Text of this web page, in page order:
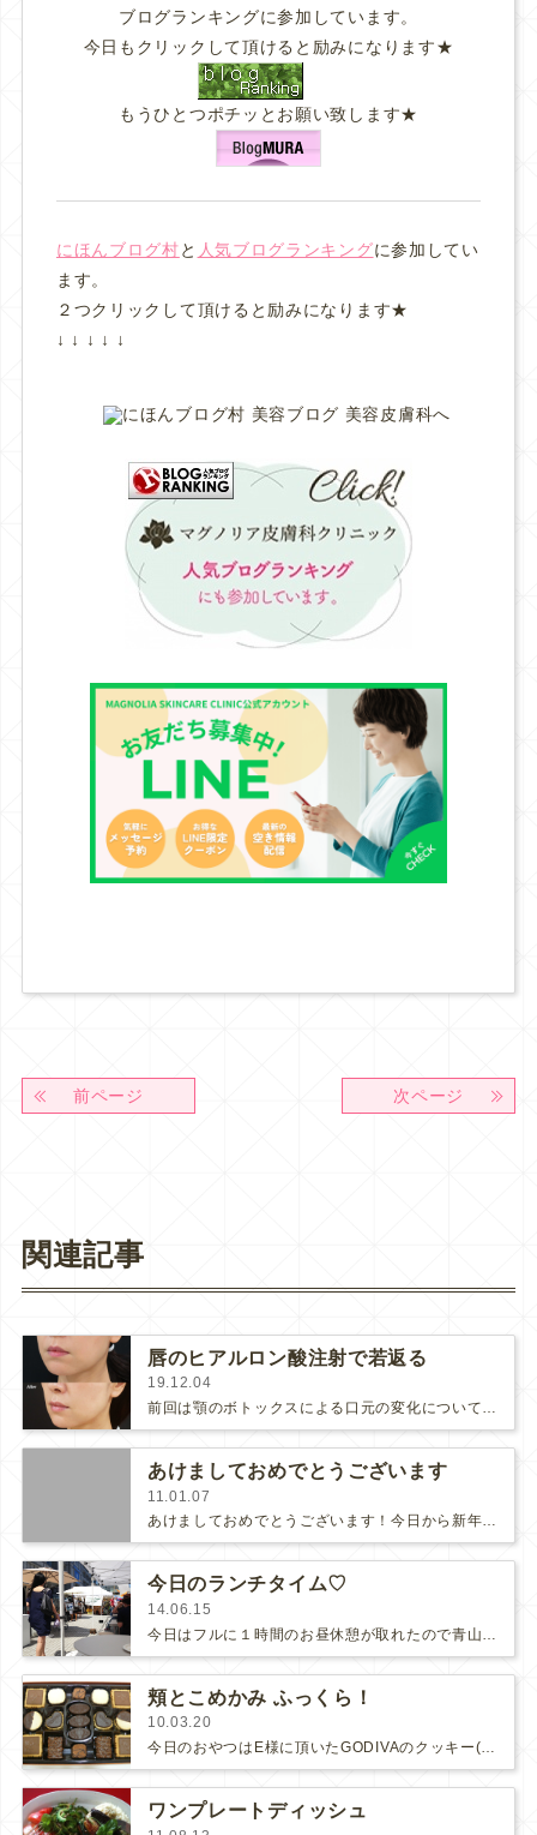
ブログランキングに参加しています。
今日もクリックして頂けると励みになります★
もうひとつポチッとお願い致します★
にほんブログ村と 人気ブログランキングに参加してい
ます。
２つクリックして頂けると励みになります★
↓ ↓ ↓ ↓ ↓
前ページ 次ページ
関連記事
唇のヒアルロン酸注射で若返る
19.12.04
前回は顎のボトックスによる口元の変化について書きましたが、今日は唇のヒアルロン酸による口元の治療についてです。唇にヒアルロン酸を…
あけましておめでとうございます
11.01.07
あけましておめでとうございます！今日から新年の診療がスタートしました。今年も喜んでいただける診療を心がけて、精進してゆく所存で…
今日のランチタイム♡
14.06.15
頬とこめかみ ふっくら！
10.03.20
今日のおやつはE様に頂いたGODIVAのクッキー(*ﾟ∀ﾟ*)「GODIVAのクッキー、はじめて！」「やっぱり高級な味がする…
ワンプレートディッシュ